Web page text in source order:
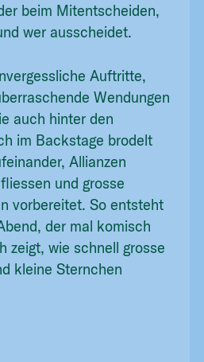
beim Mitentscheiden,
wer ausscheidet.
Auftritte,
Wendungen
auch hinter den
im Backstage brodelt
Allianzen
und grosse
vorbereitet. So entsteht
der mal komisch
zeigt, wie schnell grosse
kleine Sternchen